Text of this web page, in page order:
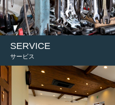
SERVICE
サービス